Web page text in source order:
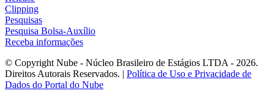
Clipping
Pesquisas
Pesquisa Bolsa-Auxílio
Receba informações
© Copyright Nube - Núcleo Brasileiro de Estágios LTDA - 2026.
Direitos Autorais Reservados. | Política de Uso e Privacidade de
Dados do Portal do Nube